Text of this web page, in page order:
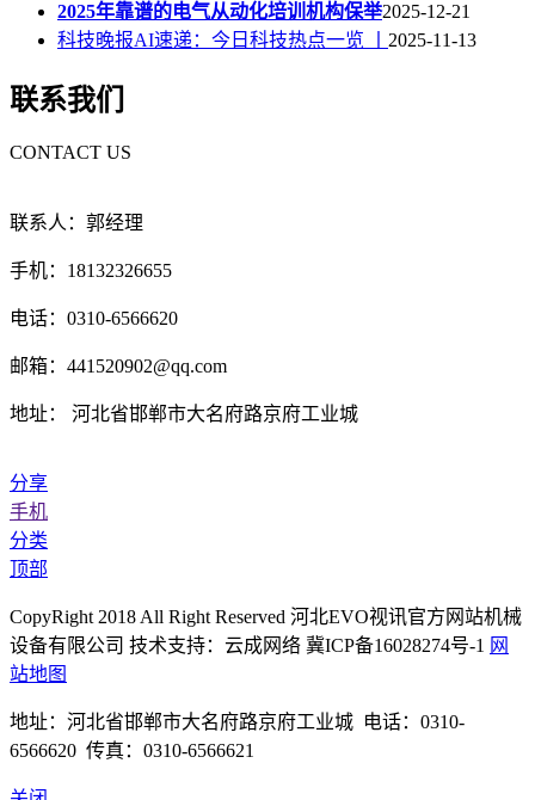
2025年靠谱的电气从动化培训机构保举2025-12-21
科技晚报AI速递：今日科技热点一览 丨 2025-11-13
联系我们
CONTACT US
联系人：郭经理
手机：18132326655
电话：0310-6566620
邮箱：441520902@qq.com
地址： 河北省邯郸市大名府路京府工业城
分享
手机
分类
顶部
CopyRight 2018 All Right Reserved 河北EVO视讯官方网站机械
设备有限公司 技术支持：云成网络 冀ICP备16028274号-1 网
站地图
地址：河北省邯郸市大名府路京府工业城 电话：0310-
6566620 传真：0310-6566621